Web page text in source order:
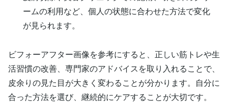
ームの利用など、個人の状態に合わせた方法で変化
が見られます。
ビフォーアフター画像を参考にすると、正しい筋トレや生
活習慣の改善、専門家のアドバイスを取り入れることで、
皮余りの見た目が大きく変わることが分かります。自分に
合った方法を選び、継続的にケアすることが大切です。